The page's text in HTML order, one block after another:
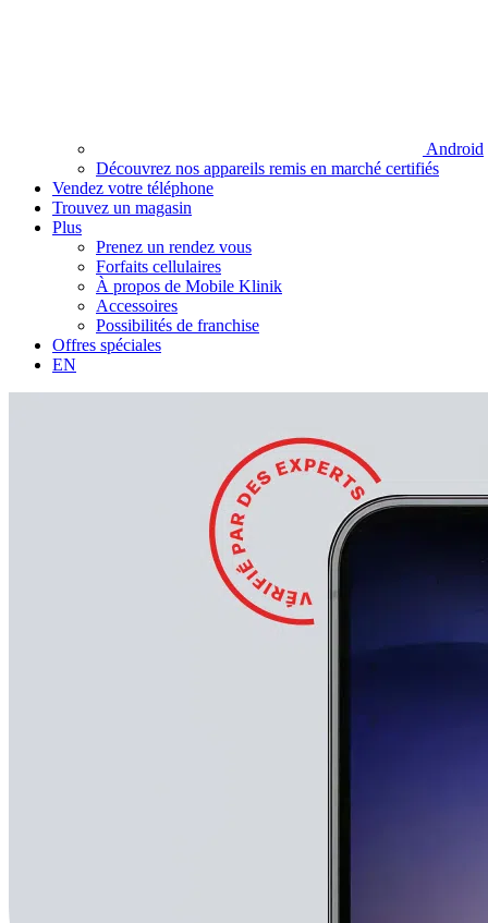
Android
Découvrez nos appareils remis en marché certifiés
Vendez votre téléphone
Trouvez un magasin
Plus
Prenez un rendez vous
Forfaits cellulaires
À propos de Mobile Klinik
Accessoires
Possibilités de franchise
Offres spéciales
EN